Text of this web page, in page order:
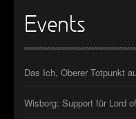
Events
Das Ich, Oberer Totpunkt
Wisborg: Support für Lord